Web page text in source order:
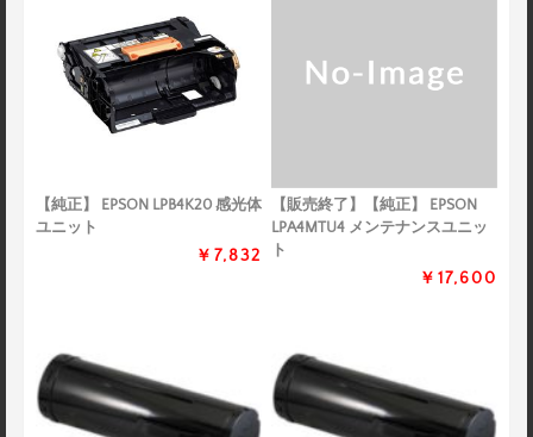
【純正】 EPSON LPB4K20 感光体
ユニット
￥7,832
【販売終了】【純正】 EPSON
LPA4MTU4 メンテナンスユニッ
ト
￥17,600